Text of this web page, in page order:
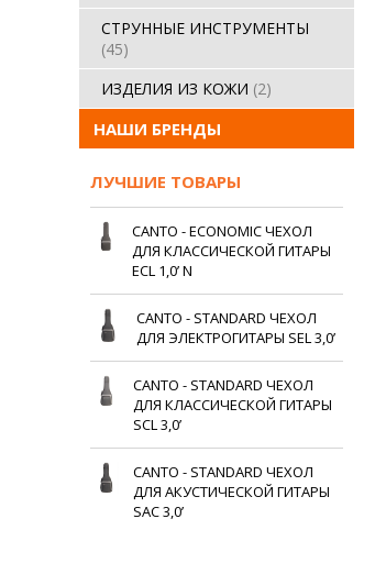
СТРУННЫЕ ИНСТРУМЕНТЫ
(45)
ИЗДЕЛИЯ ИЗ КОЖИ (2)
НАШИ БРЕНДЫ
ЛУЧШИЕ ТОВАРЫ
CANTO - ECONOMIC ЧЕХОЛ
ДЛЯ КЛАССИЧЕСКОЙ ГИТАРЫ
ECL 1,0’ N
CANTO - STANDARD ЧЕХОЛ
ДЛЯ ЭЛЕКТРОГИТАРЫ SEL 3,0’
CANTO - STANDARD ЧЕХОЛ
ДЛЯ КЛАССИЧЕСКОЙ ГИТАРЫ
SCL 3,0’
CANTO - STANDARD ЧЕХОЛ
ДЛЯ АКУСТИЧЕСКОЙ ГИТАРЫ
SAC 3,0’